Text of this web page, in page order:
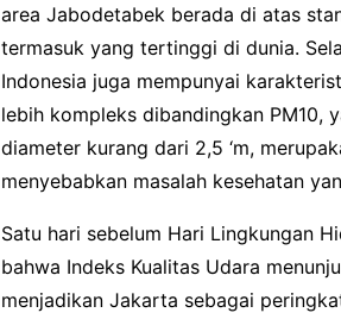
area Jabodetabek berada di atas
termasuk yang tertinggi di dunia.
Indonesia juga mempunyai
lebih kompleks dibandingkan PM10,
diameter kurang dari 2,5 ‘m,
menyebabkan masalah kesehatan
Satu hari sebelum Hari Lingkungan
bahwa Indeks Kualitas Udara
menjadikan Jakarta sebagai